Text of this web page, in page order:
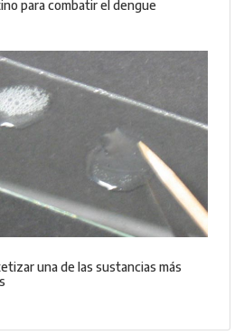
para combatir el dengue
una de las sustancias más